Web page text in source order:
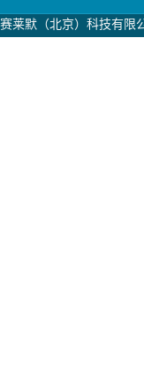
赛莱默（北京）科技有限